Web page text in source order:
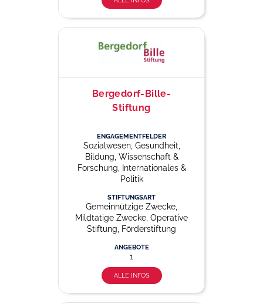
Bergedorf-Bille-
Stiftung
ENGAGEMENTFELDER
Sozialwesen, Gesundheit,
Bildung, Wissenschaft &
Forschung, Internationales &
Politik
STIFTUNGSART
Gemeinnützige Zwecke,
Mildtätige Zwecke, Operative
Stiftung, Förderstiftung
ANGEBOTE
1
ALLE INFOS